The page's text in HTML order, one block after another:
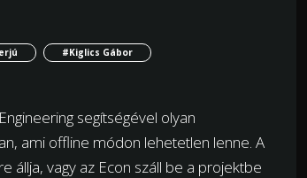
#Kiglics Gábor
segítségével olyan
ami offline módon lehetetlen lenne. A
állja, vagy az Econ száll be a projektbe